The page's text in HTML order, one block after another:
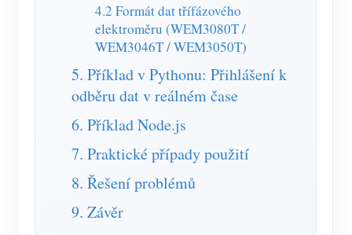
Automatizace domácnosti
Tovární energetické monitorování
Dokument
Výukové video
FAQ
Zprávy
Blogy
Vývojář
Prozkoumat
Program odměn
Kontakt
O nás
4.2 Formát dat třífázového
elektroměru (WEM3080T /
WEM3046T / WEM3050T)
5. Příklad v Pythonu: Přihlášení k
odběru dat v reálném čase
6. Příklad Node.js
7. Praktické případy použití
8. Řešení problémů
9. Závěr